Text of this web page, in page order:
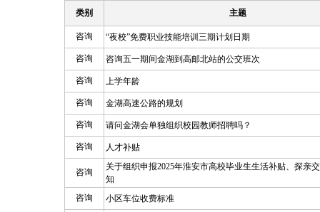
类别 主题
咨询 “夜校”免费职业技能培训三期计划日期
咨询 咨询五一期间金湖到高邮北站的公交班次
咨询 上学年龄
咨询 金湖高速公路的规划
咨询 请问金湖会单独组织校园教师招聘吗？
咨询 人才补贴
咨询
关于组织申报2025年淮安市高校毕业生生活补贴、探亲
知
咨询
小区车位收费标准